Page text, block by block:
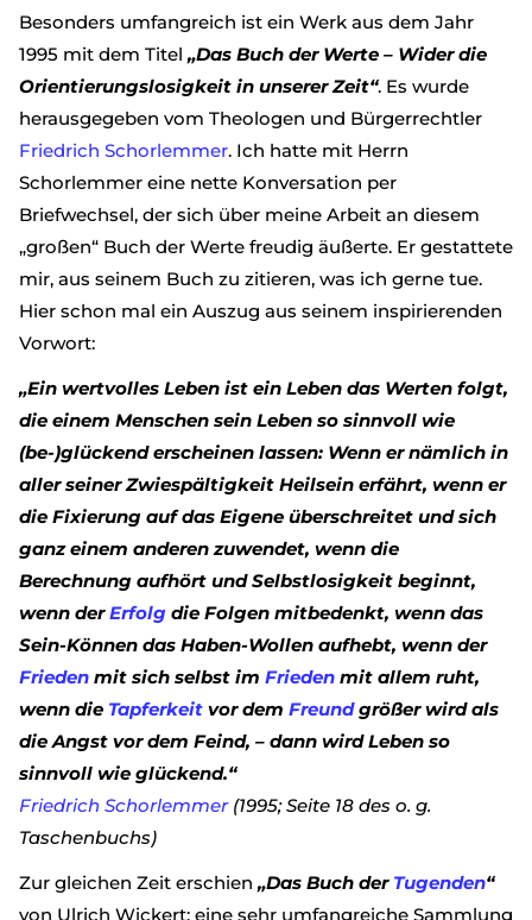
Besonders umfangreich ist ein Werk aus dem Jahr
1995 mit dem Titel „Das Buch der Werte – Wider die
Orientierungslosigkeit in unserer Zeit“. Es wurde
herausgegeben vom Theologen und Bürgerrechtler
Friedrich Schorlemmer. Ich hatte mit Herrn
Schorlemmer eine nette Konversation per
Briefwechsel, der sich über meine Arbeit an diesem
„großen“ Buch der Werte freudig äußerte. Er gestattete
mir, aus seinem Buch zu zitieren, was ich gerne tue.
Hier schon mal ein Auszug aus seinem inspirierenden
Vorwort:
„Ein wertvolles Leben ist ein Leben das Werten folgt,
die einem Menschen sein Leben so sinnvoll wie
(be-)glückend erscheinen lassen: Wenn er nämlich in
aller seiner Zwiespältigkeit Heilsein erfährt, wenn er
die Fixierung auf das Eigene überschreitet und sich
ganz einem anderen zuwendet, wenn die
Berechnung aufhört und Selbstlosigkeit beginnt,
wenn derErfolg die Folgen mitbedenkt, wenn das
Sein-Können das Haben-Wollen aufhebt, wenn der
Frieden mit sich selbst im Frieden mit allem ruht,
wenn die Tapferkeit vor dem Freundgrößer wird als
die Angst vor dem Feind, – dann wird Leben so
sinnvoll wie glückend.“
Friedrich Schorlemmer(1995; Seite 18 des o. g.
Taschenbuchs)
Zur gleichen Zeit erschien „Das Buch der Tugenden“
von Ulrich Wickert: eine sehr umfangreiche Sammlung